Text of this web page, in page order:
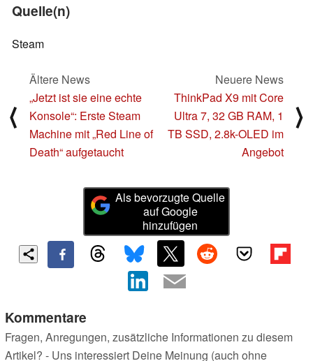
Quelle(n)
Steam
⟨
Ältere News
„Jetzt ist sie eine echte
Konsole“: Erste Steam
Machine mit „Red Line of
Death“ aufgetaucht
Neuere News
ThinkPad X9 mit Core
Ultra 7, 32 GB RAM, 1
TB SSD, 2.8k-OLED im
Angebot
⟩
Als bevorzugte Quelle
auf Google
hinzufügen
Kommentare
Fragen, Anregungen, zusätzliche Informationen zu diesem
Artikel? - Uns interessiert Deine Meinung (auch ohne